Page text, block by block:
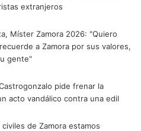
extranjeros
Míster Zamora 2026: "Quiero
a Zamora por sus valores,
gente"
pide frenar la
acto vandálico contra una edil
civiles de Zamora estamos